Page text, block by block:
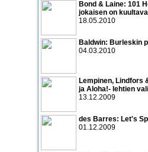
Bond & Laine: 101
jokaisen on
18.05.2010
Baldwin: Burleskin
04.03.2010
Lempinen, Lindfors
ja Aloha!- lehtien
13.12.2009
des Barres: Let's
01.12.2009